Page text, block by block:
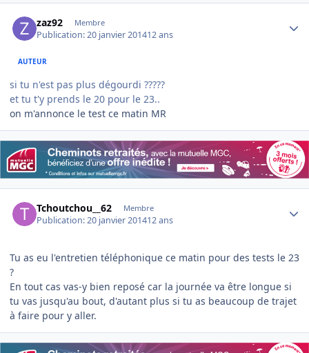
zaz92 Membre
Publication:20 janvier 201412 ans
AUTEUR
si tu n'est pas plus dégourdi ?????
et tu t'y prends le 20 pour le 23..
on m'annonce le test ce matin MR
Tchoutchou__62 Membre
Publication:20 janvier 201412 ans
Tu as eu l'entretien téléphonique ce matin pour des tests le 23
?
En tout cas vas-y bien reposé car la journée va être longue si
tu vas jusqu'au bout, d'autant plus si tu as beaucoup de trajet
à faire pour y aller.